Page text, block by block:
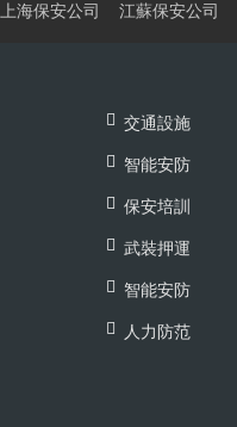
上海保安公司 江蘇保安公司
交通設施
智能安防
保安培訓
武裝押運
智能安防
人力防范